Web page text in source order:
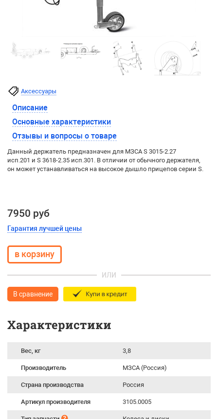
Аксессуары
Описание
Основные характеристики
Отзывы и вопросы о товаре
Данный держатель предназначен для МЗСА S 3015-2.27
исп.201 и S 3618-2.35 исп.301. В отличии от обычного держателя,
он может устанавливаться на высокое дышло прицепов серии S.
7950 руб
Гарантия лучшей цены
ИЛИ
В сравнение
Характеристики
Вес, кг 3,8
Производитель МЗСА (Россия)
Страна производства Россия
Артикул производителя 3105.0005